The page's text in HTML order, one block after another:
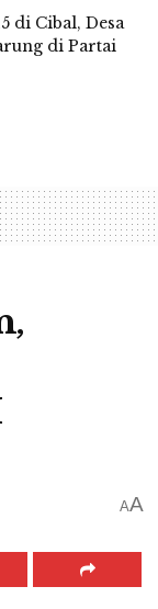
di Cibal, Desa
di Partai
AA